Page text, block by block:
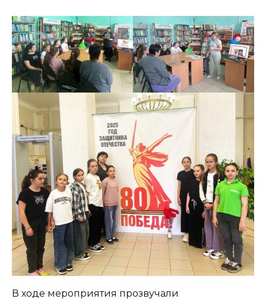
В ходе мероприятия прозвучали